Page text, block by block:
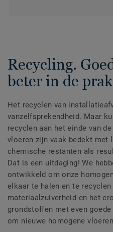
Recycling.
beter in de
Het recyclen van
vanzelfsprekendheid. Maar
recyclen aan het einde van
vloeren zijn vaak bedekt met
chemische restanten als
Dat is een uitdaging! We
ontwikkeld om onze
elkaar te halen en te
materiaalzuiverheid en het
grondstoffen met even
om nieuwe homogene